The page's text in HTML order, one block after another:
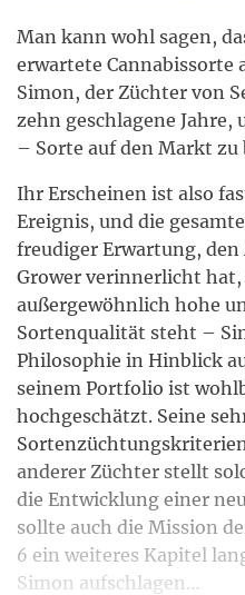
Man kann wohl sagen,
erwartete Cannabissorte
Simon, der Züchter von
zehn geschlagene Jahre,
– Sorte auf den Markt zu
Ihr Erscheinen ist also
Ereignis, und die
freudiger Erwartung, den
Grower verinnerlicht hat,
außergewöhnlich hohe
Sortenqualität steht –
Philosophie in Hinblick
seinem Portfolio ist
hochgeschätzt. Seine
anderer Züchter stellt
die Entwicklung einer
sollte auch die Mission
6 ein weiteres Kapitel
Simon aufschlagen…